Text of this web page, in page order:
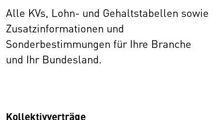
Alle KVs, Lohn- und Gehaltstabellen sowie
Zusatzinformationen und
Sonderbestimmungen für Ihre Branche
und Ihr Bundesland.
Kollektivverträge